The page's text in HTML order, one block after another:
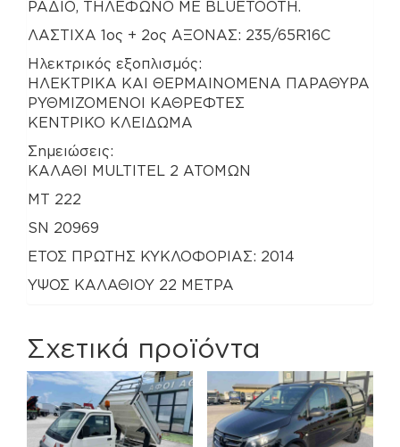
ΡΑΔΙΟ, ΤΗΛΕΦΩΝΟ ΜΕ BLUETOOTH.
ΛΑΣΤΙΧΑ 1ος + 2ος ΑΞΟΝΑΣ: 235/65R16C
Ηλεκτρικός εξοπλισμός:
ΗΛΕΚΤΡΙΚΑ ΚΑΙ ΘΕΡΜΑΙΝΟΜΕΝΑ ΠΑΡΑΘΥΡΑ
ΡΥΘΜΙΖΟΜΕΝΟΙ ΚΑΘΡΕΦΤΕΣ
ΚΕΝΤΡΙΚΟ ΚΛΕΙΔΩΜΑ
Σημειώσεις:
ΚΑΛΑΘΙ MULTITEL 2 ΑΤΟΜΩΝ
MT 222
SN 20969
ΕΤΟΣ ΠΡΩΤΗΣ ΚΥΚΛΟΦΟΡΙΑΣ: 2014
ΥΨΟΣ ΚΑΛΑΘΙΟΥ 22 ΜΕΤΡΑ
Σχετικά προϊόντα